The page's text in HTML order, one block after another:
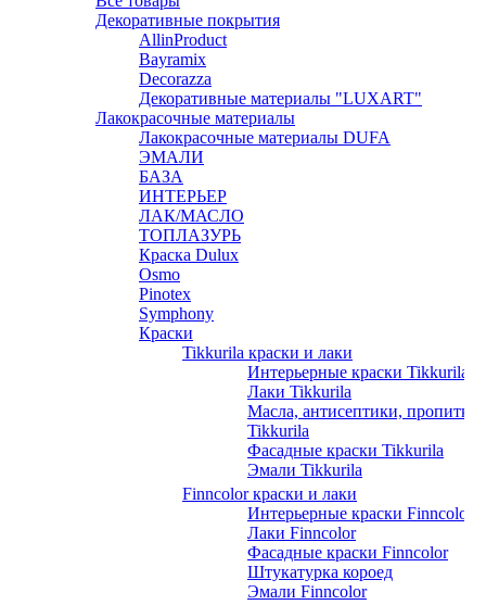
Декоративные покрытия
AllinProduct
Bayramix
Decorazza
Декоративные материалы "LUXART"
Лакокрасочные материалы
Лакокрасочные материалы DUFA
ЭМАЛИ
БАЗА
ИНТЕРЬЕР
ЛАК/МАСЛО
ТОПЛАЗУРЬ
Краска Dulux
Osmo
Pinotex
Symphony
Краски
Tikkurila краски и лаки
Интерьерные краски Tikkurila
Лаки Tikkurila
Масла, антисептики, пропитки
Tikkurila
Фасадные краски Tikkurila
Эмали Tikkurila
Finncolor краски и лаки
Интерьерные краски Finncolor
Лаки Finncolor
Фасадные краски Finncolor
Штукатурка короед
Эмали Finncolor